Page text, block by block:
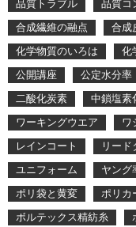
品質トラブル
品質コ
合成繊維の融点
合成
化学物質のいろは
化
公開講座
公定水分率
二酸化炭素
中鎖塩素
ワーキングウエア
ワ
レインコート
リード
ユニフォーム
ヤング
ポリ袋と黄変
ポリカ
ボルテックス精紡糸